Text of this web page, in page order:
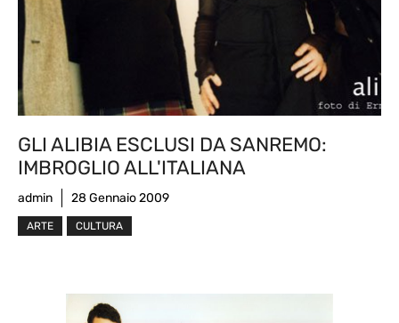
GLI ALIBIA ESCLUSI DA SANREMO:
IMBROGLIO ALL'ITALIANA
admin 28 Gennaio 2009
ARTE CULTURA